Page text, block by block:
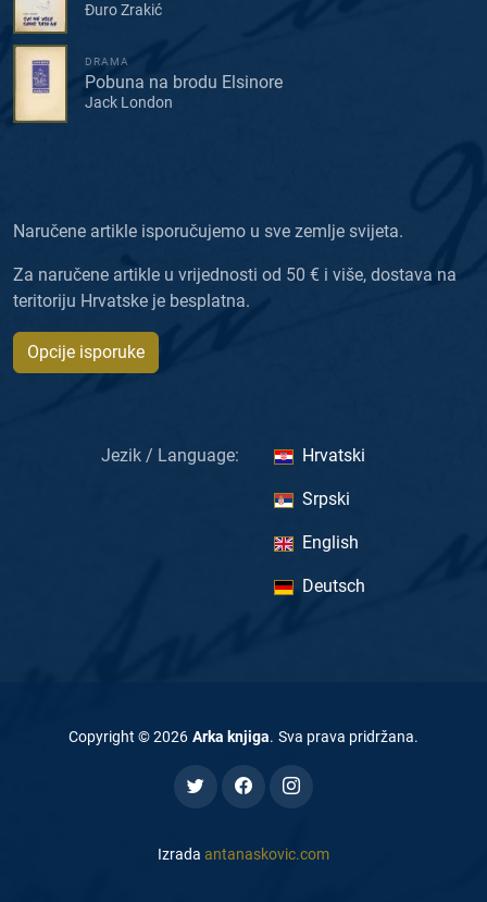
Đuro Zrakić
DRAMA
Pobuna na brodu Elsinore
Jack London
Naručene artikle isporučujemo u sve zemlje svijeta.
Za naručene artikle u vrijednosti od 50 € i više, dostava na
teritoriju Hrvatske je besplatna.
Opcije isporuke
Jezik / Language: Hrvatski
Srpski
English
Deutsch
Copyright ©2026 Arka knjiga. Sva prava pridržana.
Izrada antanaskovic.com